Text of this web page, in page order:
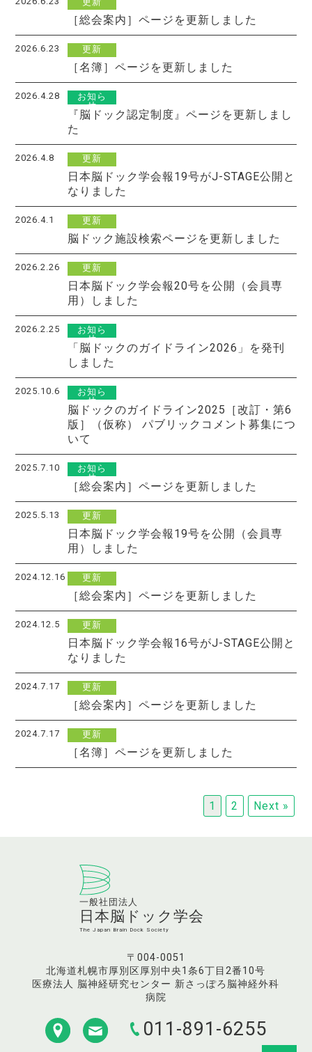
［総会案内］ページを更新しました
2026.6.23 更新
［名簿］ページを更新しました
2026.4.28
お知ら
せ
『脳ドック認定制度』ページを更新しまし
た
2026.4.8 更新
日本脳ドック学会報19号がJ-STAGE公開と
なりました
2026.4.1 更新
脳ドック施設検索ページを更新しました
2026.2.26 更新
日本脳ドック学会報20号を公開（会員専
用）しました
2026.2.25
お知ら
せ
「脳ドックのガイドライン2026」を発刊
しました
2025.10.6
お知ら
せ
脳ドックのガイドライン2025［改訂・第6
版］（仮称） パブリックコメント募集につ
いて
2025.7.10
お知ら
せ
［総会案内］ページを更新しました
2025.5.13 更新
日本脳ドック学会報19号を公開（会員専
用）しました
2024.12.16 更新
［総会案内］ページを更新しました
2024.12.5 更新
日本脳ドック学会報16号がJ-STAGE公開と
なりました
2024.7.17 更新
［総会案内］ページを更新しました
2024.7.17 更新
［名簿］ページを更新しました
1 2 Next »
一般社団法人
日本脳ドック学会
The Japan Brain Dock Society
〒 004-0051
北海道札幌市厚別区厚別中央1条6丁目2番10号
医療法人 脳神経研究センター 新さっぽろ脳神経外科
病院
011-891-6255